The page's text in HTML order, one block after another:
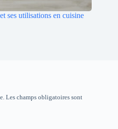
ses utilisations en cuisine
Les champs obligatoires sont